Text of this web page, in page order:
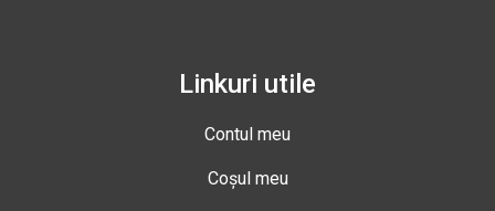
Linkuri utile
Contul meu
Coșul meu